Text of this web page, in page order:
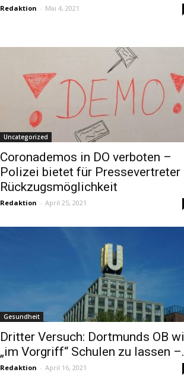
Redaktion - Mai 4, 2021
Uncategorized
Coronademos in DO verboten –
Polizei bietet für Pressevertreter
Rückzugsmöglichkeit
Redaktion - April 25, 2021
Gesundheit
Dritter Versuch: Dortmunds OB
„im Vorgriff“ Schulen zu lassen
Redaktion - April 16, 2021